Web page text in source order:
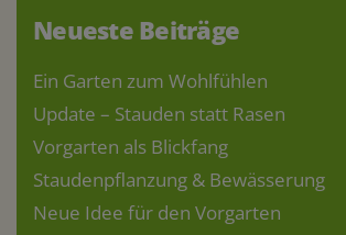
Neueste Beiträge
Ein Garten zum Wohlfühlen
Update – Stauden statt Rasen
Vorgarten als Blickfang
Staudenpflanzung & Bewässerung
Neue Idee für den Vorgarten